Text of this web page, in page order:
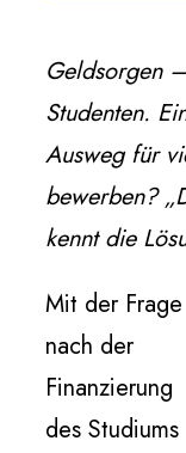
Geldsorgen
Studenten.
Ausweg für
bewerben?
kennt die
Mit der Frage
nach der
Finanzierung
des Studiums